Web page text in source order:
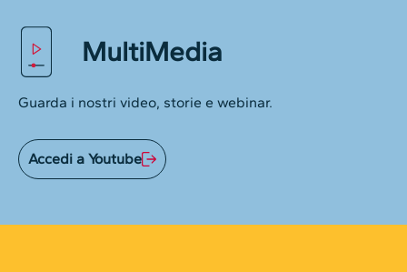
MultiMedia
Guarda i nostri video, storie e webinar.
Accedi a Youtube